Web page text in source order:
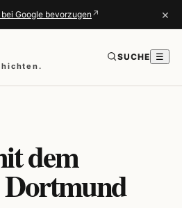
Google bevorzugen ↗ ×
SUCHE ☰
dem